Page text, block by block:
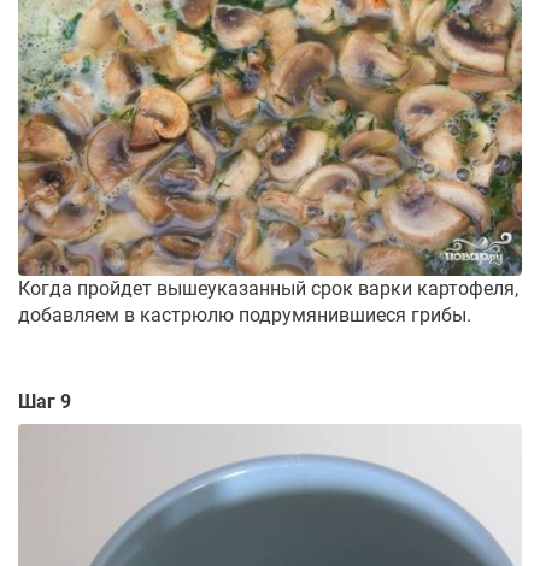
Когда пройдет вышеуказанный срок варки картофеля,
добавляем в кастрюлю подрумянившиеся грибы.
Шаг 9